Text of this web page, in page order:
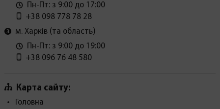
Пн-Пт: з 9:00 до 17:00
+38 098 778 78 28
м. Харків (та область)
Пн-Пт: з 9:00 до 19:00
+38 096 76 48 580
Карта сайту:
Головна